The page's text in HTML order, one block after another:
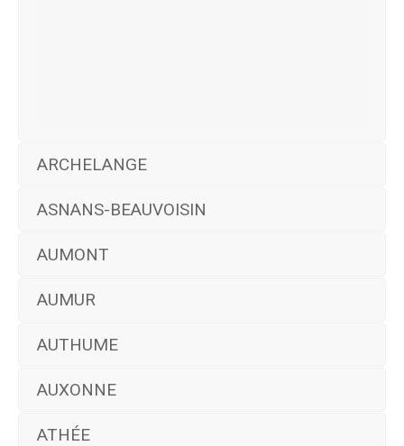
ARCHELANGE
ASNANS-BEAUVOISIN
AUMONT
AUMUR
AUTHUME
AUXONNE
ATHÉE